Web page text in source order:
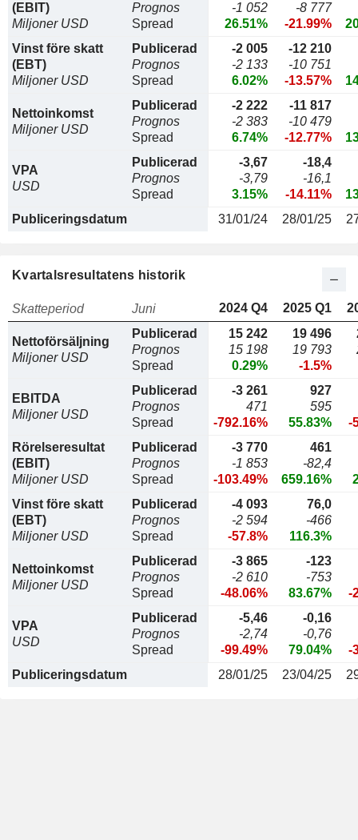
(EBIT)
Miljoner USD
Prognos
Spread
-1 052
26.51%
-8 777
-21.99%
Vinst före skatt
(EBT)
Miljoner USD
Publicerad
Prognos
Spread
-2 005
-2 133
6.02%
-12 210
-10 751
-13.57%
Nettoinkomst
Miljoner USD
Publicerad
Prognos
Spread
-2 222
-2 383
6.74%
-11 817
-10 479
-12.77%
VPA
USD
Publicerad
Prognos
Spread
-3,67
-3,79
3.15%
-18,4
-16,1
-14.11%
Publiceringsdatum
31/01/24 28/01/25
Kvartalsresultatens historik
Skatteperiod Juni 2024 Q4 2025 Q1
Nettoförsäljning
Miljoner USD
Publicerad
Prognos
Spread
15 242
15 198
0.29%
19 496
19 793
-1.5%
EBITDA
Miljoner USD
Publicerad
Prognos
Spread
-3 261
471
-792.16%
927
595
55.83%
-
Rörelseresultat
(EBIT)
Miljoner USD
Publicerad
Prognos
Spread
-3 770
-1 853
-103.49%
461
-82,4
659.16%
Vinst före skatt
(EBT)
Miljoner USD
Publicerad
Prognos
Spread
-4 093
-2 594
-57.8%
76,0
-466
116.3%
Nettoinkomst
Miljoner USD
Publicerad
Prognos
Spread
-3 865
-2 610
-48.06%
-123
-753
83.67%
-
VPA
USD
Publicerad
Prognos
Spread
-5,46
-2,74
-99.49%
-0,16
-0,76
79.04%
-
Publiceringsdatum
28/01/25 23/04/25